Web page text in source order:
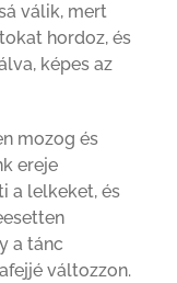
válik, mert
hordoz, és
képes az
mozog és
ereje
a lelkeket, és
a tánc
változzon.